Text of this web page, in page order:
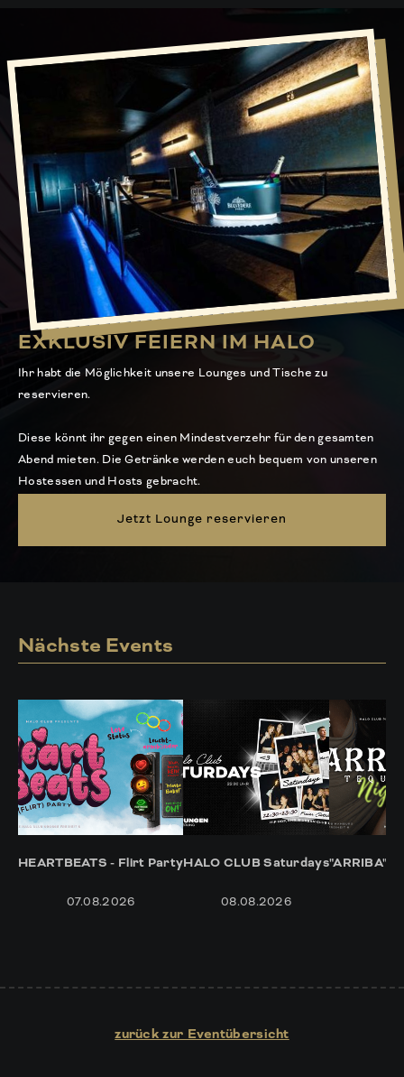
EXKLUSIV FEIERN IM HALO
Ihr habt die Möglichkeit unsere Lounges und Tische zu
reservieren.
Diese könnt ihr gegen einen Mindestverzehr für den gesamten
Abend mieten. Die Getränke werden euch bequem von unseren
Hostessen und Hosts gebracht.
Jetzt Lounge reservieren
Nächste Events
HEARTBEATS - Flirt Party
07.08.2026
HALO CLUB Saturdays
08.08.2026
"ARRIBA" -
zurück zur Eventübersicht